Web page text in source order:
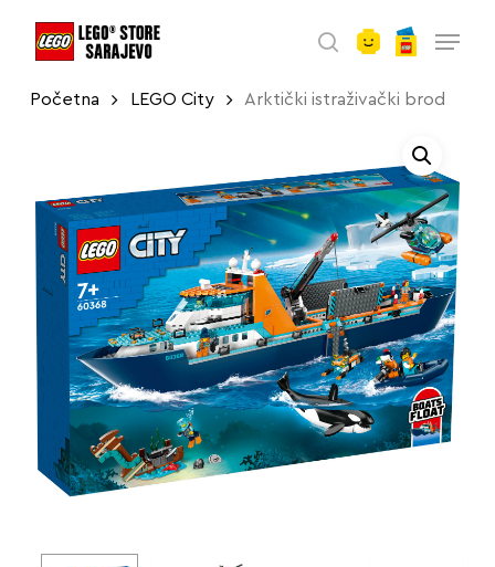
search
Početna LEGO City Arktički istraživački brod